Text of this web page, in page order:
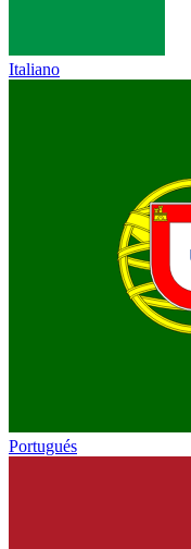
Italiano
Portugués